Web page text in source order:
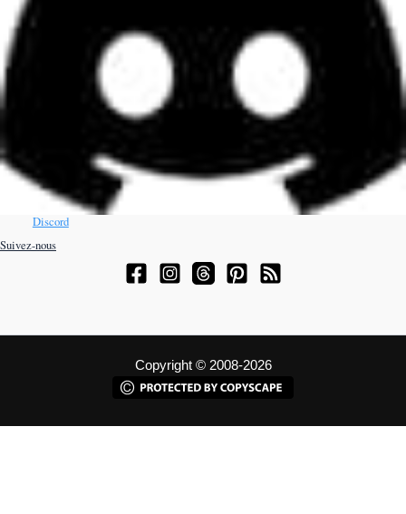
Discord
Suivez-nous
Copyright © 2008-2026